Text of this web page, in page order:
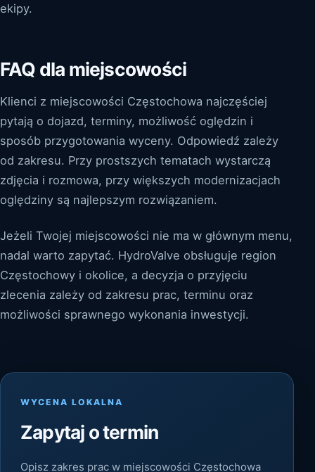
ekipy.
FAQ dla miejscowości
Klienci z miejscowości Częstochowa najczęściej
pytają o dojazd, terminy, możliwość oględzin i
sposób przygotowania wyceny. Odpowiedź zależy
od zakresu. Przy prostszych tematach wystarczą
zdjęcia i rozmowa, przy większych modernizacjach
oględziny są najlepszym rozwiązaniem.
Jeżeli Twojej miejscowości nie ma w głównym menu,
nadal warto zapytać. HydroValve obsługuje region
Częstochowy i okolice, a decyzja o przyjęciu
zlecenia zależy od zakresu prac, terminu oraz
możliwości sprawnego wykonania inwestycji.
WYCENA LOKALNA
Zapytaj o termin
Opisz zakres prac w miejscowości Częstochowa